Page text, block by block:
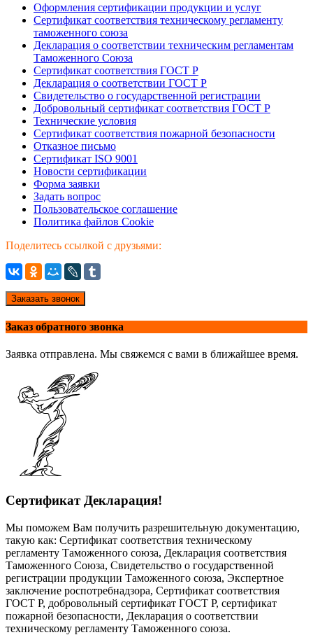
Оформления сертификации продукции и услуг
Сертификат соответствия техническому регламенту
таможенного союза
Декларация о соответствии техническим регламентам
Таможенного Союза
Сертификат соответствия ГОСТ Р
Декларация о соответствии ГОСТ Р
Свидетельство о государственной регистрации
Добровольный сертификат соответствия ГОСТ Р
Технические условия
Сертификат соответствия пожарной безопасности
Отказное письмо
Сертификат ISO 9001
Новости сертификации
Форма заявки
Задать вопрос
Пользовательское соглашение
Политика файлов Cookie
Поделитесь ссылкой с друзьями:
Заказать звонок
Заказ обратного звонка
Заявка отправлена. Мы свяжемся с вами в ближайшее время.
Сертификат Декларация!
Мы поможем Вам получить разрешительную документацию,
такую как: Сертификат соответствия техническому
регламенту Таможенного союза, Декларация соответствия
Таможенного Союза, Свидетельство о государственной
регистрации продукции Таможенного союза, Экспертное
заключение роспотребнадзора, Сертификат соответствия
ГОСТ Р, добровольный сертификат ГОСТ Р, сертификат
пожарной безопасности, Декларация о соответствии
техническому регламенту Таможенного союза.